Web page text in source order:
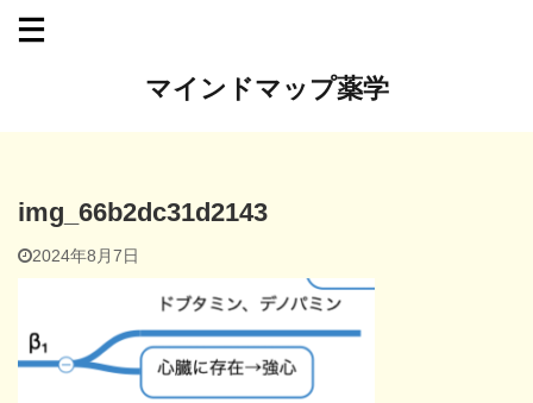
マインドマップ薬学
img_66b2dc31d2143
2024年8月7日